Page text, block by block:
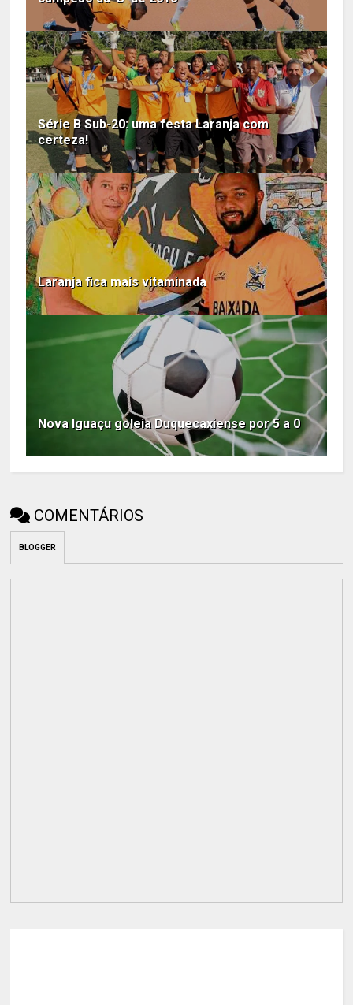
Série B Sub-20: uma festa Laranja com
certeza!
Laranja fica mais vitaminada
Nova Iguaçu goleia Duquecaxiense por 5 a 0
COMENTÁRIOS
BLOGGER